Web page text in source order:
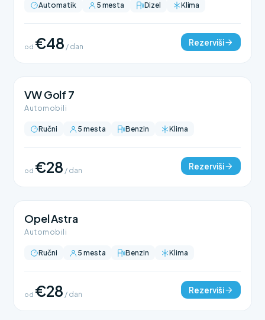
Automatik 5 mesta Dizel Klima
od €48 / dan Rezerviši
VW Golf 7
Automobili
Ručni 5 mesta Benzin Klima
od €28 / dan Rezerviši
Opel Astra
Automobili
Ručni 5 mesta Benzin Klima
od €28 / dan Rezerviši